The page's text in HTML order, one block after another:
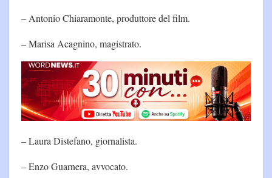
– Antonio Chiaramonte, produttore del film.
– Marisa Acagnino, magistrato.
– Laura Distefano, giornalista.
– Enzo Guarnera, avvocato.